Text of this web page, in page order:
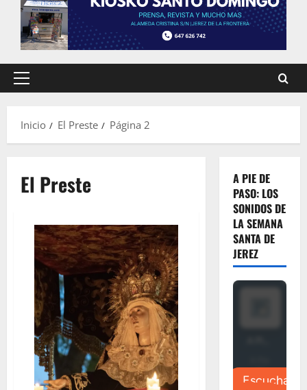
Menú
Inicio
El Preste Página 2
El Preste
A PIE DE
PASO: LOS
SONIDOS DE
LA SEMANA
SANTA DE
JEREZ